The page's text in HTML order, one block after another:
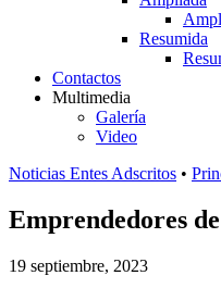
Resumida
Contactos
Multimedia
Galería
Video
Noticias Entes Adscritos •
Emprendedores
19 septiembre, 2023